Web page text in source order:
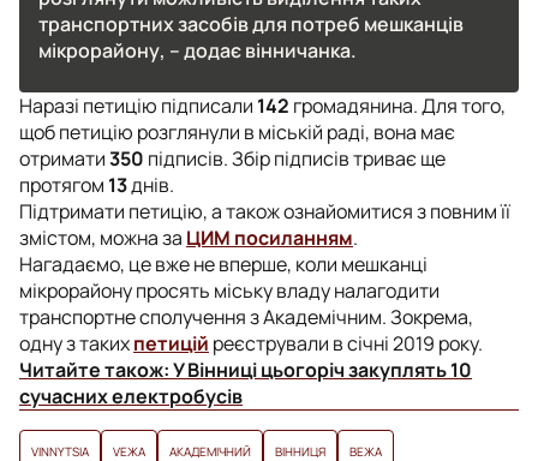
транспортних засобів для потреб мешканців
мікрорайону, – додає вінничанка.
Наразі петицію підписали 142 громадянина. Для того,
щоб петицію розглянули в міській раді, вона має
отримати350 підписів. Збір підписів триває ще
протягом 13днів.
Підтримати петицію, а також ознайомитися з повним її
змістом, можна за ЦИМ посиланням.
Нагадаємо, це вже не вперше, коли мешканці
мікрорайону просять міську владу налагодити
транспортне сполучення з Академічним. Зокрема,
одну з такихпетицій реєстрували в січні 2019 року.
Читайте також:У Вінниці цьогоріч закуплять 10
сучасних електробусів
VINNYTSIA VЕЖА АКАДЕМІЧНИЙ ВІННИЦЯ ВЕЖА